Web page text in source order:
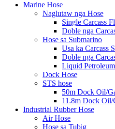
Marine Hose
Naglutaw nga Hose
Single Carcass
Doble nga
Hose sa Submarino
Usa ka Carcass
Doble nga
Liquid
Dock Hose
STS hose
50m Dock Oil/
11.8m Dock Oil/
Industrial Rubber Hose
Air Hose
Hose sa Tubig